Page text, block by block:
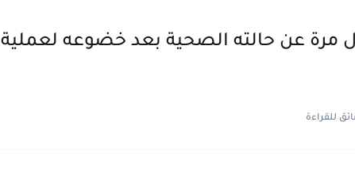
مرة عن حالته الصحية بعد خضوعه لعملية